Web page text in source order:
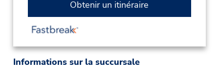
Obtenir un itinéraire
Informations sur la succursale